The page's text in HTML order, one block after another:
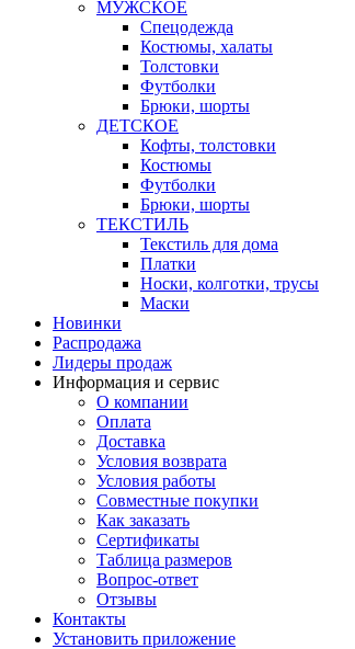
МУЖСКОЕ
Спецодежда
Костюмы, халаты
Толстовки
Футболки
Брюки, шорты
ДЕТСКОЕ
Кофты, толстовки
Костюмы
Футболки
Брюки, шорты
ТЕКСТИЛЬ
Текстиль для дома
Платки
Носки, колготки, трусы
Маски
Новинки
Распродажа
Лидеры продаж
Информация и сервис
О компании
Оплата
Доставка
Условия возврата
Условия работы
Совместные покупки
Как заказать
Сертификаты
Таблица размеров
Вопрос-ответ
Отзывы
Контакты
Установить приложение